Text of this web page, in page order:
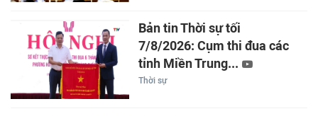
Bản tin Thời sự tối
7/8/2026: Cụm thi đua các
tỉnh Miền Trung...
Thời sự